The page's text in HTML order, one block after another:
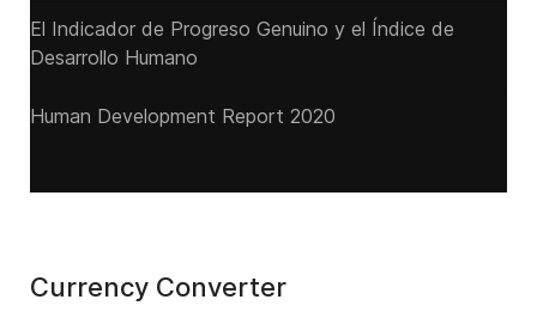
El Indicador de Progreso Genuino y el Índice de
Desarrollo Humano
Human Development Report 2020
Currency Converter